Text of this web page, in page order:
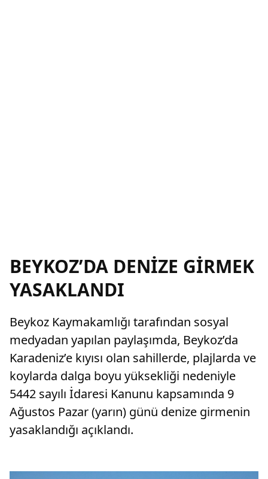
BEYKOZ’DA DENİZE GİRMEK
YASAKLANDI
Beykoz Kaymakamlığı tarafından sosyal
medyadan yapılan paylaşımda, Beykoz’da
Karadeniz’e kıyısı olan sahillerde, plajlarda ve
koylarda dalga boyu yüksekliği nedeniyle
5442 sayılı İdaresi Kanunu kapsamında 9
Ağustos Pazar (yarın) günü denize girmenin
yasaklandığı açıklandı.